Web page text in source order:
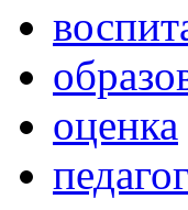
оценка